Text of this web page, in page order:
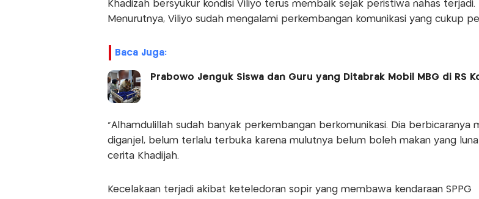
Khadizah bersyukur kondisi Viliyo terus membaik sejak peristiwa nahas terjadi.
Menurutnya, Viliyo sudah mengalami perkembangan komunikasi yang cukup
Baca Juga:
Prabowo Jenguk Siswa dan Guru yang Ditabrak Mobil MBG di RS
“Alhamdulillah sudah banyak perkembangan berkomunikasi. Dia berbicaranya
diganjel, belum terlalu terbuka karena mulutnya belum boleh makan yang
cerita Khadijah.
Kecelakaan terjadi akibat keteledoran sopir yang membawa kendaraan SPPG